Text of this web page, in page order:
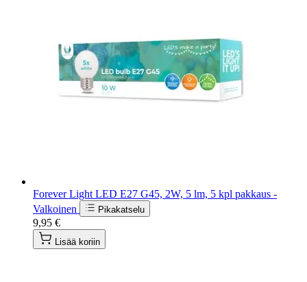
Forever Light LED E27 G45, 2W, 5 lm, 5 kpl pakkaus -
Valkoinen
Pikakatselu
9,95 €
Lisää koriin